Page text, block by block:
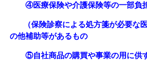
④医療保険や介護保険等の一部負
（保険診察による処方箋が必要な
の他補助等があるもの
⑤自社商品の購買や事業の用に供す